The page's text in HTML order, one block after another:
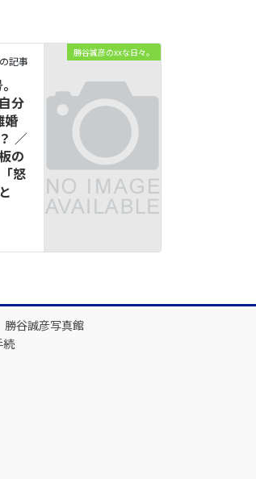
勝谷誠彦のxxな日々。
記事
分
婚
／
の
怒
勝谷誠彦写真館
続